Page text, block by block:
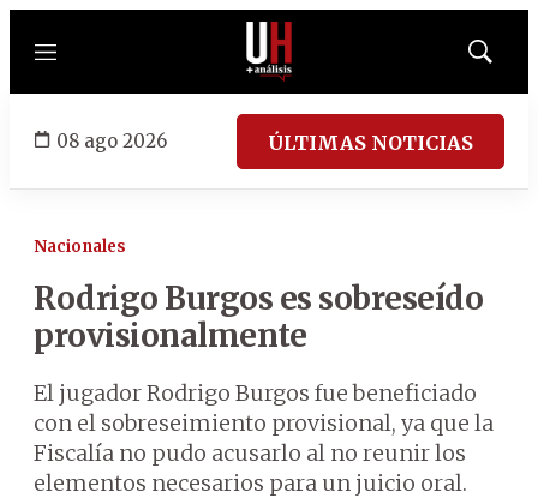
Menú
Mostrar
08 ago 2026 ÚLTIMAS NOTICIAS
Nacionales
Rodrigo Burgos es sobreseído
provisionalmente
El jugador Rodrigo Burgos fue beneficiado
con el sobreseimiento provisional, ya que la
Fiscalía no pudo acusarlo al no reunir los
elementos necesarios para un juicio oral.